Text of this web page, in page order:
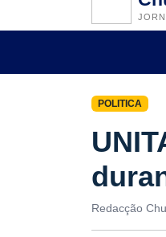
POLITICA
Redacção